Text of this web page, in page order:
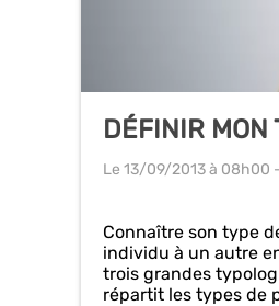
DÉFINIR MON
Le 13/09/2013à 08h00
Connaître son type
individu à un autre
trois grandes
répartit les types de